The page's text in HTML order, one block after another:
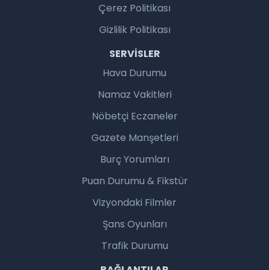
Çerez Politikası
Gizlilik Politikası
SERVISLER
Hava Durumu
Namaz Vakitleri
Nöbetçi Eczaneler
Gazete Manşetleri
Burç Yorumları
Puan Durumu & Fikstür
Vizyondaki Filmler
Şans Oyunları
Trafik Durumu